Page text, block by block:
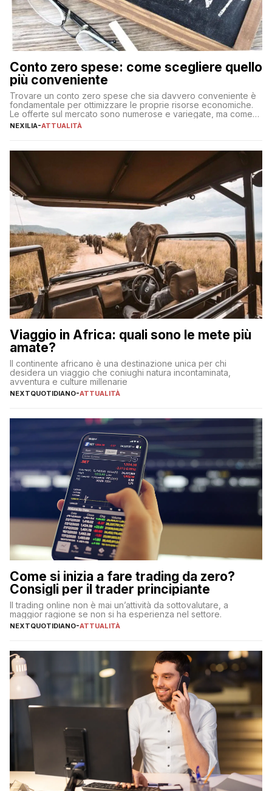
Conto zero spese: come scegliere quello
più conveniente
Trovare un conto zero spese che sia davvero conveniente è
fondamentale per ottimizzare le proprie risorse economiche.
Le offerte sul mercato sono numerose e variegate, ma come
individuare quella più adatta alle proprie esigenze senza
sul […]
NEXILIA-ATTUALITÀ
Viaggio in Africa: quali sono le mete più
amate?
Il continente africano è una destinazione unica per chi
desidera un viaggio che coniughi natura incontaminata,
avventura e culture millenarie
NEXTQUOTIDIANO-ATTUALITÀ
Come si inizia a fare trading da zero?
Consigli per il trader principiante
Il trading online non è mai un’attività da sottovalutare, a
maggior ragione se non si ha esperienza nel settore.
NEXTQUOTIDIANO-ATTUALITÀ